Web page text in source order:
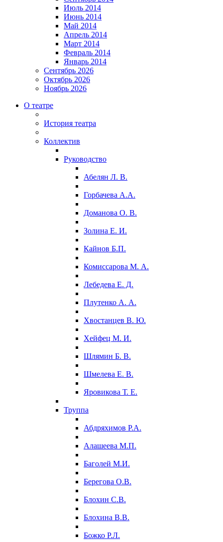
Июль 2014
Июнь 2014
Май 2014
Апрель 2014
Март 2014
Февраль 2014
Январь 2014
Сентябрь 2026
Октябрь 2026
Ноябрь 2026
О театре
История театра
Коллектив
Руководство
Абелян Л. В.
Горбачева А.А.
Доманова О. В.
Золина Е. И.
Кайнов Б.П.
Комиссарова М. А.
Лебедева Е. Д.
Плутенко А. А.
Хвостанцев В. Ю.
Хейфец М. И.
Шлямин Б. В.
Шмелева Е. В.
Яровикова Т. Е.
Труппа
Абдряхимов Р.А.
Алашеева М.П.
Баголей М.И.
Берегова О.В.
Блохин С.В.
Блохина В.В.
Божко Р.Л.